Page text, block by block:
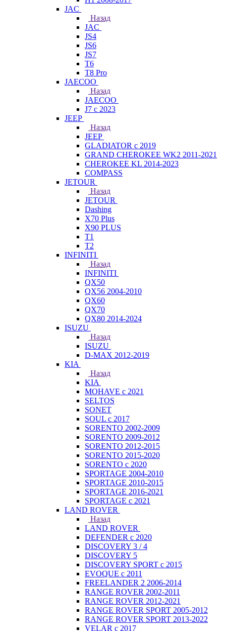
JAC
Назад
JAC
JS4
JS6
JS7
T6
T8 Pro
JAECOO
Назад
JAECOO
J7 с 2023
JEEP
Назад
JEEP
GLADIATOR с 2019
GRAND CHEROKEE WK2 2011-2021
CHEROKEE KL 2014-2023
COMPASS
JETOUR
Назад
JETOUR
Dashing
X70 Plus
X90 PLUS
T1
T2
INFINITI
Назад
INFINITI
QX50
QX56 2004-2010
QX60
QX70
QX80 2014-2024
ISUZU
Назад
ISUZU
D-MAX 2012-2019
KIA
Назад
KIA
MOHAVE с 2021
SELTOS
SONET
SOUL с 2017
SORENTO 2002-2009
SORENTO 2009-2012
SORENTO 2012-2015
SORENTO 2015-2020
SORENTO с 2020
SPORTAGE 2004-2010
SPORTAGE 2010-2015
SPORTAGE 2016-2021
SPORTAGE с 2021
LAND ROVER
Назад
LAND ROVER
DEFENDER с 2020
DISCOVERY 3 / 4
DISCOVERY 5
DISCOVERY SPORT с 2015
EVOQUE с 2011
FREELANDER 2 2006-2014
RANGE ROVER 2002-2011
RANGE ROVER 2012-2021
RANGE ROVER SPORT 2005-2012
RANGE ROVER SPORT 2013-2022
VELAR с 2017